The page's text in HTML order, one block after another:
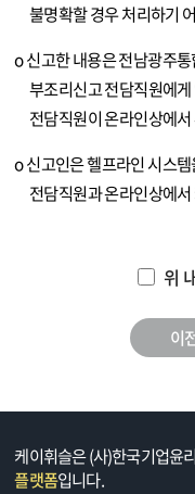
불명확할 경우 처리하기
o 신고한 내용은 전남광주
부조리신고 전담직원에
전담직원이 온라인상에
o 신고인은 헬프라인 시스
전담직원과 온라인상에
위
이
케이휘슬은 (사)한국기업윤
플랫폼입니다.